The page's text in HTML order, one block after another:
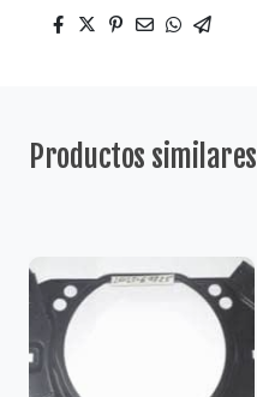
Productos similares